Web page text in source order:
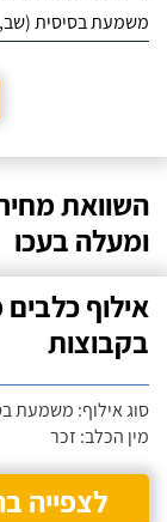
משמעת בסיסית (שב,
השוואת
ומעלה בעכו
אילוף
בקבוצות
סוג אילוף: משמעת
מין הכלב: זכר
לצפייה